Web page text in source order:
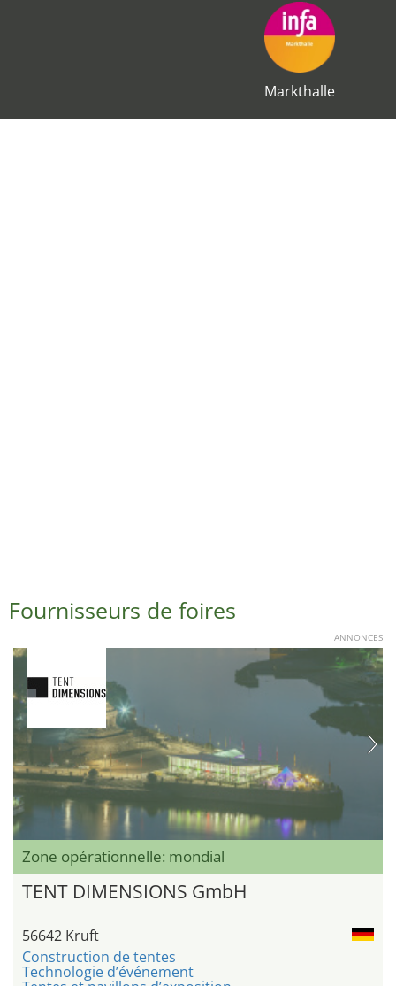
Markthalle
Fournisseurs de foires
ANNONCES
Zone opérationnelle: mondial
TENT DIMENSIONS GmbH
56642 Kruft
Construction de tentes
Technologie d’événement